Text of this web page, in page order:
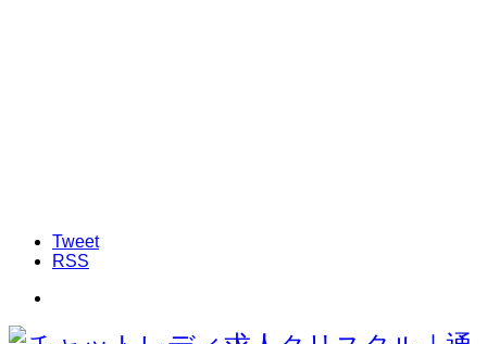
Tweet
RSS